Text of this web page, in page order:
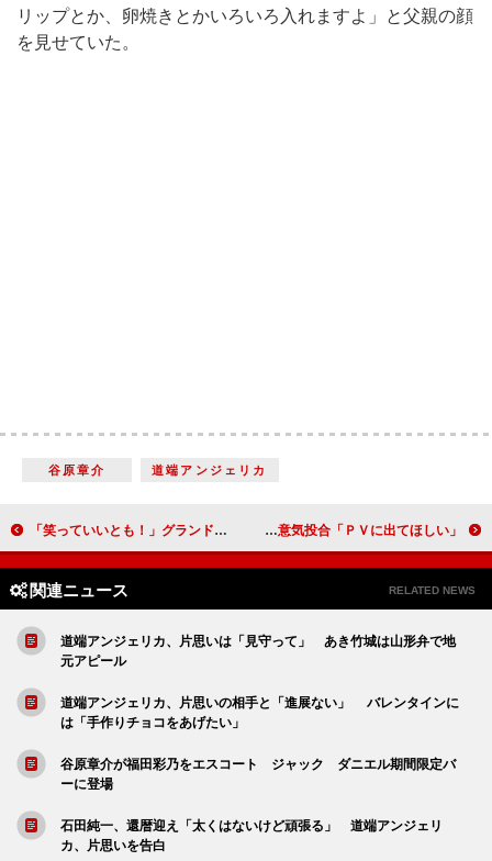
リップとか、卵焼きとかいろいろ入れますよ」と父親の顔
を見せていた。
谷原章介 道端アンジェリカ
「笑っていいとも！」グランドフィナーレ “タモリの永遠の憧れの人”吉永小百合が登場 ファンキー加藤、マー君のメジャー秘話「登場曲は球団からのサプライズ」 山本裕典とも意気投合「ＰＶに出てほしい」
関連ニュース RELATED NEWS
道端アンジェリカ、片思いは「見守って」 あき竹城は山形弁で地
元アピール
道端アンジェリカ、片思いの相手と「進展ない」 バレンタインに
は「手作りチョコをあげたい」
谷原章介が福田彩乃をエスコート ジャック ダニエル期間限定バ
ーに登場
石田純一、還暦迎え「太くはないけど頑張る」 道端アンジェリ
カ、片思いを告白